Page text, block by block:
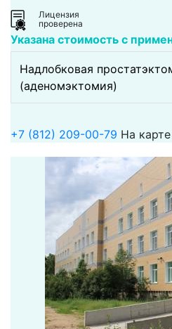
Лицензия
проверена
Указана стоимость с
Надлобковая
(аденомэктомия)
+7 (812) 209-00-79 На карте